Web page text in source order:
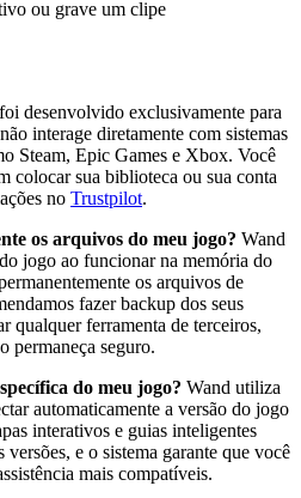
ou grave um clipe
desenvolvido exclusivamente para
interage diretamente com sistemas
Steam, Epic Games e Xbox. Você
colocar sua biblioteca ou sua conta
no Trustpilot.
os arquivos do meu jogo? Wand
jogo ao funcionar na memória do
os arquivos de
fazer backup dos seus
qualquer ferramenta de terceiros,
permaneça seguro.
do meu jogo? Wand utiliza
automaticamente a versão do jogo
interativos e guias inteligentes
versões, e o sistema garante que você
mais compatíveis.